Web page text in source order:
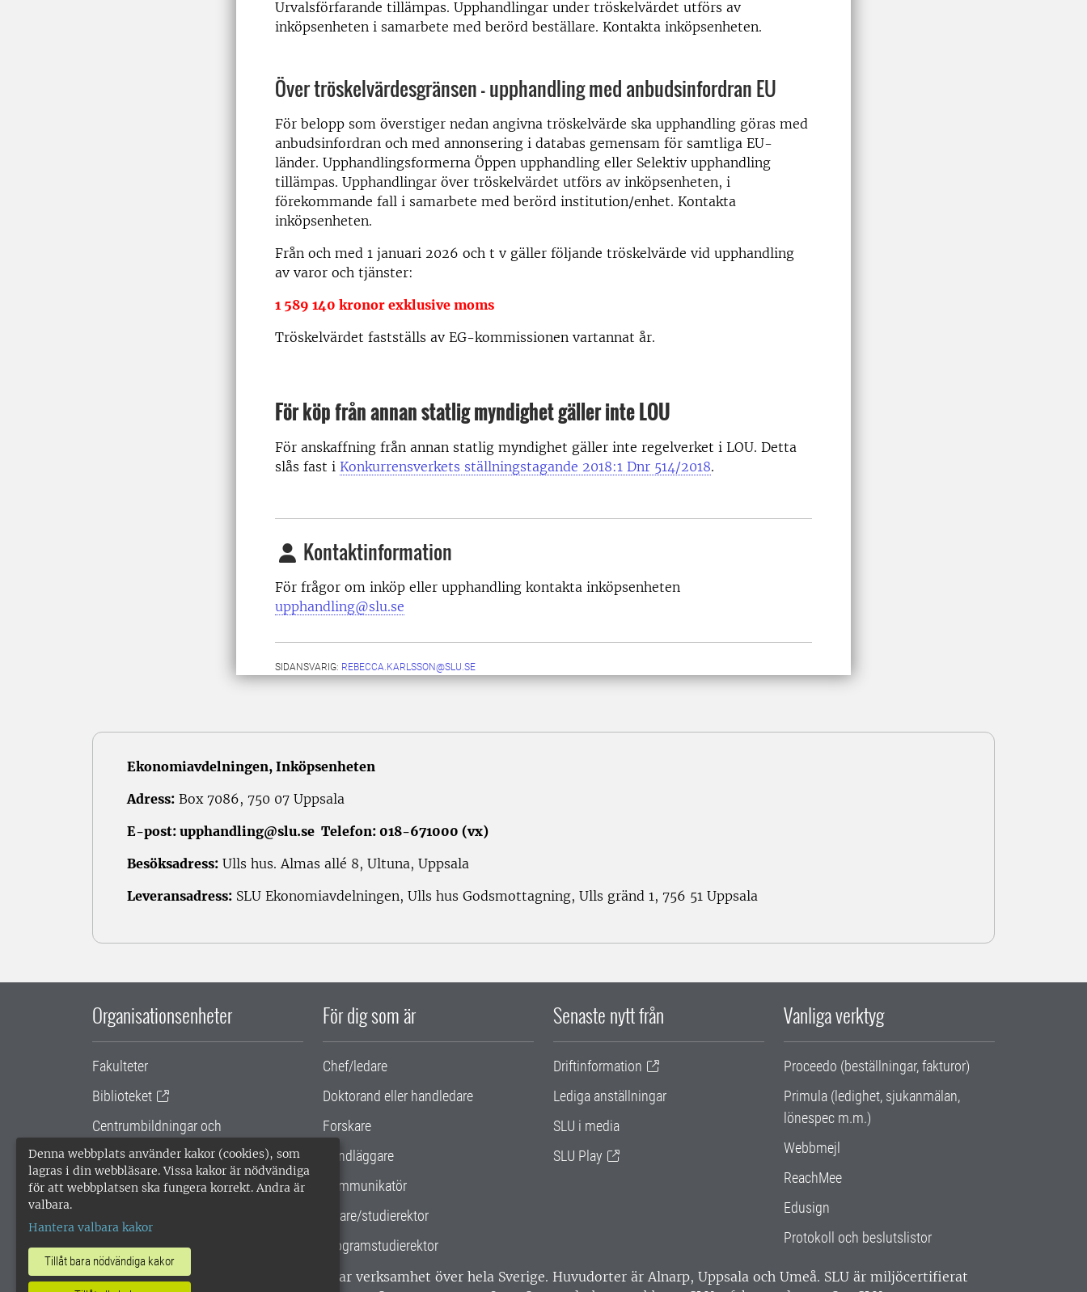
Denna webbplats använder kakor (cookies), som
lagras i din webbläsare. Vissa kakor är nödvändiga
för att webbplatsen ska fungera korrekt. Andra är
valbara.
Hantera valbara kakor
Tillåt bara nödvändiga kakor
Urvalsförfarande tillämpas. Upphandlingar under tröskelvärdet utförs av
inköpsenheten i samarbete med berörd beställare. Kontakta inköpsenheten.
Över tröskelvärdesgränsen - upphandling med anbudsinfordran EU
För belopp som överstiger nedan angivna tröskelvärde ska upphandling göras med
anbudsinfordran och med annonsering i databas gemensam för samtliga EU-
länder. Upphandlingsformerna Öppen upphandling eller Selektiv upphandling
tillämpas. Upphandlingar över tröskelvärdet utförs av inköpsenheten, i
förekommande fall i samarbete med berörd institution/enhet. Kontakta
inköpsenheten.
Från och med 1 januari 2026 och t v gäller följande tröskelvärde vid upphandling
av varor och tjänster:
1 589 140 kronor exklusive moms
Tröskelvärdet fastställs av EG-kommissionen vartannat år.
För köp från annan statlig myndighet gäller inte LOU
För anskaffning från annan statlig myndighet gäller inte regelverket i LOU. Detta
slås fast i Konkurrensverkets ställningstagande 2018:1 Dnr 514/2018.
Kontaktinformation
För frågor om inköp eller upphandling kontakta inköpsenheten
upphandling@slu.se
SIDANSVARIG: REBECCA.KARLSSON@SLU.SE
Ekonomiavdelningen, Inköpsenheten
Adress: Box 7086, 750 07 Uppsala
E-post: upphandling@slu.se Telefon: 018-671000 (vx)
Besöksadress: Ulls hus. Almas allé 8, Ultuna, Uppsala
Leveransadress: SLU Ekonomiavdelningen, Ulls hus Godsmottagning, Ulls gränd 1, 756 51 Uppsala
Organisationsenheter
Fakulteter
Biblioteket
Centrumbildningar och
samarbetsprojekt
Gemensamma verksamhetsstödet
För dig som är
Chef/ledare
Doktorand eller handledare
Forskare
Handläggare
Kommunikatör
Lärare/studierektor
Programstudierektor
Senaste nytt från
Driftinformation
Lediga anställningar
SLU i media
SLU Play
Vanliga verktyg
Proceedo (beställningar, fakturor)
Primula (ledighet, sjukanmälan,
lönespec m.m.)
Webbmejl
ReachMee
Edusign
Protokoll och beslutslistor
SLU, Sveriges lantbruksuniversitet, har verksamhet över hela Sverige. Huvudorter är Alnarp, Uppsala och Umeå. SLU är miljöcertifierat